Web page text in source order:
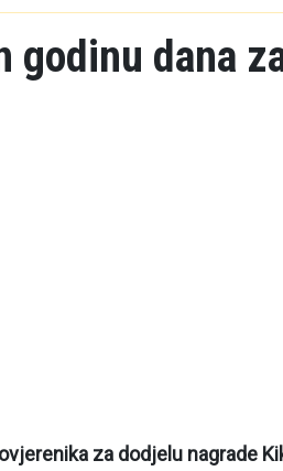
godinu dana
za dodjelu nagrade